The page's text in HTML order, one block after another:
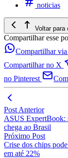
noticias
Voltar para
Compartilhar esse
Compartilhar
Compartilhar no X
no Pinterest
Post Anterior
ASUS ExpertBook:
chega ao Brasil
Próximo Post
Crise dos chips
em até 22%